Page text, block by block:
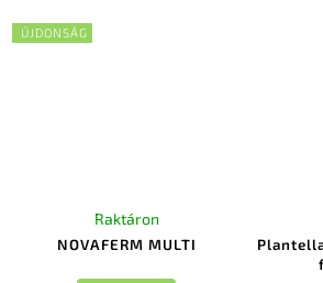
ÚJDONSÁG
NOVAFERM MULTI
Raktáron